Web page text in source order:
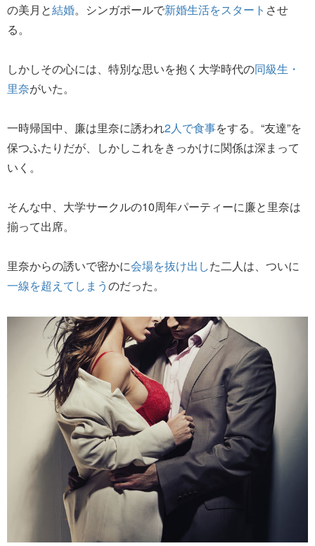
の美月と結婚。シンガポールで新婚生活をスタート させ
る。
しかしその心には、特別な思いを抱く大学時代の同級生・
里奈がいた。
一時帰国中、廉は里奈に誘われ2人で食事をする。“友達”を
保つふたりだが、しかしこれをきっかけに関係は深まって
いく。
そんな中、大学サークルの10周年パーティーに廉と里奈は
揃って出席。
里奈からの誘いで密かに会場を抜け出した二人は、ついに
一線を超えてしまうのだった。